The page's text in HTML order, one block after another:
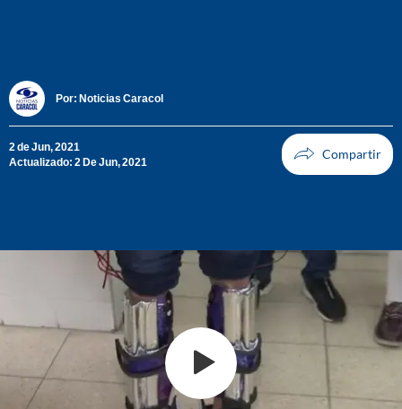
Por: Noticias Caracol
2 de Jun, 2021
Actualizado: 2 De Jun, 2021